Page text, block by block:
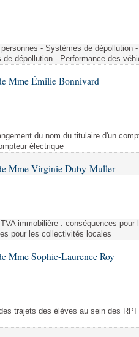
lois
- Systèmes de dépollution
dépollution - Performance des
Mme Émilie Bonnivard
du nom du titulaire d'un
électrique
Mme Virginie Duby-Muller
immobilière : conséquences
pour les collectivités locales
Mme Sophie-Laurence Roy
trajets des élèves au sein des